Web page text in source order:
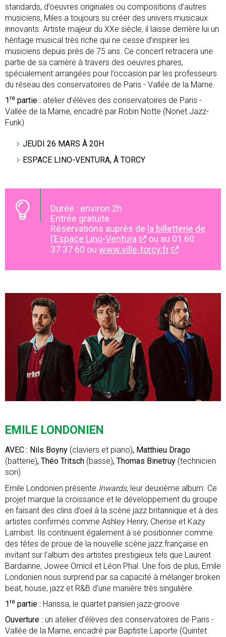
standards, d’oeuvres originales ou compositions d’autres
musiciens, Miles a toujours su créer des univers musicaux
innovants. Artiste majeur du XXe siècle, il laisse derrière lui un
héritage musical très riche qui ne cesse d’inspirer les
musiciens depuis près de 75 ans. Ce concert retracera une
partie de sa carrière à travers des oeuvres phares,
spécialement arrangées pour l’occasion par les professeurs
du réseau des conservatoires de Paris - Vallée de la Marne.
1 re partie : atelier d’élèves des conservatoires de Paris -
Vallée de la Marne, encadré par Robin Notte (Nonet Jazz-
Funk)
JEUDI 26 MARS À 20H
ESPACE LINO-VENTURA, À TORCY
Durée : environ 2h
Entrée gratuite
Réservations auprès de la billetterie de
l’Espace Lino-Ventura
ou au 01 60
37 37 60 ou www.ville-torcy.fr
EMILE LONDONIEN
AVEC : Nils Boyny (claviers et piano), Matthieu Drago
(batterie), Théo Tritsch (basse), Thomas Binetruy (technicien
son)
Emile Londonien présente Inwards, leur deuxième album. Ce
projet marque la croissance et le développement du groupe
en faisant des clins d’oeil à la scène jazz britannique et à des
artistes confirmés comme Ashley Henry, Cherise et Kazy
Lambist. Ils continuent également à se positionner comme
des têtes de proue de la nouvelle scène jazz française en
invitant sur l’album des artistes prestigieux tels que Laurent
Bardainne, Jowee Omicil et Léon Phal. Une fois de plus, Emile
Londonien nous surprend par sa capacité à mélanger broken
beat, house, jazz et R&B d’une manière très singulière.
1re partie : Harissa, le quartet parisien jazz-groove
Ouverture : un atelier d’élèves des conservatoires de Paris -
Vallée de la Marne, encadré par Baptiste Laporte (Quintet